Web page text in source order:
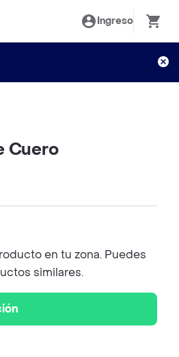
Ingreso
Cuero
en tu zona. Puedes
similares.